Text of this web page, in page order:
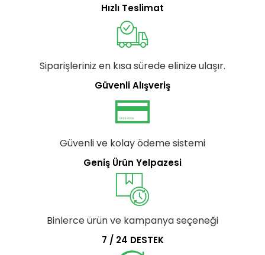
Hızlı Teslimat
Siparişleriniz en kısa sürede elinize ulaşır.
Güvenli Alışveriş
Güvenli ve kolay ödeme sistemi
Geniş Ürün Yelpazesi
Binlerce ürün ve kampanya seçeneği
7 / 24 DESTEK